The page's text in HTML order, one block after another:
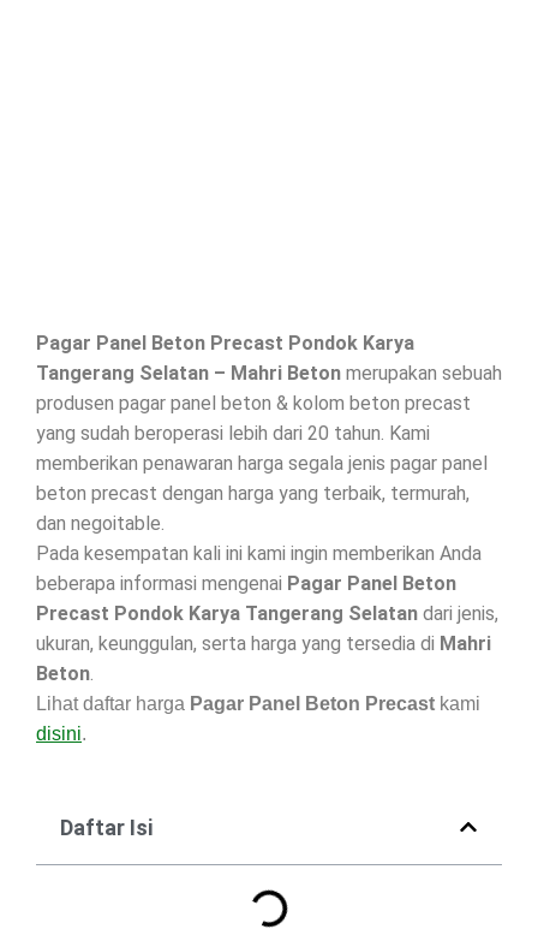
Pagar Panel Beton Precast Pondok Karya
Tangerang Selatan – Mahri Beton merupakan sebuah
produsen pagar panel beton & kolom beton precast
yang sudah beroperasi lebih dari 20 tahun. Kami
memberikan penawaran harga segala jenis pagar panel
beton precast dengan harga yang terbaik, termurah,
dan negoitable.
Pada kesempatan kali ini kami ingin memberikan Anda
beberapa informasi mengenai Pagar Panel Beton
Precast Pondok Karya Tangerang Selatan dari jenis,
ukuran, keunggulan, serta harga yang tersedia di Mahri
Beton.
Lihat daftar harga Pagar Panel Beton Precast kami
disini.
Daftar Isi